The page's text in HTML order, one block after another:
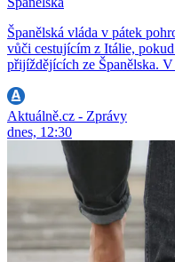
Španělská vláda v pátek
vůči cestujícím z Itálie,
přijíždějících ze Španělska.
Aktuálně.cz - Zprávy
dnes, 12:30